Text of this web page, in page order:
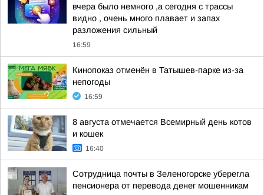
вчера было немного ,а сегодня с трассы
видно , очень много плавает и запах
разложения сильный
16:59
Кинопоказ отменён в Татышев-парке из-за
непогоды
16:59
8 августа отмечается Всемирный день котов
и кошек
16:40
Сотрудница почты в Зеленогорске уберегла
пенсионера от перевода денег мошенникам